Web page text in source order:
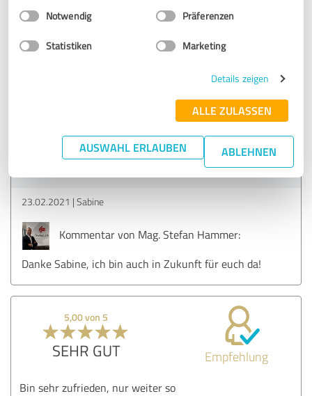
Impressum Datenschutzbestimmungen
Einwilligungsauswahl
Notwendig Präferenzen
Statistiken Marketing
Details zeigen
ALLE ZULASSEN
AUSWAHL ERLAUBEN ABLEHNEN
5,00 von 5
SEHR GUT Empfehlung
Wann immer wir etwas brauchen, können wir uns zu 100%
auf ihn verlassen und das schon seit etlichen Jahren !
Erfahrungsbericht & Bewertung zu:
23.02.2021 Sabine
Kommentar von Mag. Stefan Hammer:
Danke Sabine, ich bin auch in Zukunft für euch da!
5,00 von 5
SEHR GUT Empfehlung
Bin sehr zufrieden, nur weiter so